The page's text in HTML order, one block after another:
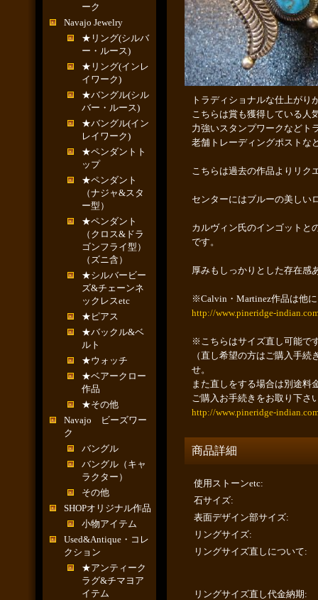
ーク
Navajo Jewelry
★リング(シルバ
ー・ルース)
★リング(インレ
イワーク)
★バングル(シル
バー・ルース)
★バングル(イン
レイワーク)
★ペンダントト
ップ
★ペンダント
（ナジャ&スタ
ー型）
★ペンダント
（クロス&ドラ
ゴンフライ型）
（ズニ含）
★シルバービー
ズ&チェーンネ
ックレスetc
★ピアス
★バックル&ベ
ルト
★ウォッチ
★ベアークロー
作品
★その他
Navajo ビーズワー
ク
バングル
バングル（キャ
ラクター）
その他
SHOPオリジナル作品
小物アイテム
Used&Antique・コレ
クション
★アンティーク
ラグ&チマヨア
イテム
トラディショナルな仕上がり
こちらは賞も獲得している人
力強いスタンプワークなどト
老舗トレーディングポストな
こちらは過去の作品よりリク
センターにはブルーの美しい
カルヴィン氏のインゴットと
です。
厚みもしっかりとした存在感
※Calvin・Martinez作品は他
http://www.pineridge-
※こちらはサイズ直し可能で
（直し希望の方はご購入手
せ。
また直しをする場合は別途料
ご購入お手続きをお取り下さ
http://www.pineridge-
商品詳細
使用ストーンetc:
石サイズ:
表面デザイン部サイズ:
リングサイズ:
リングサイズ直しについて:
リングサイズ直し代金納期: